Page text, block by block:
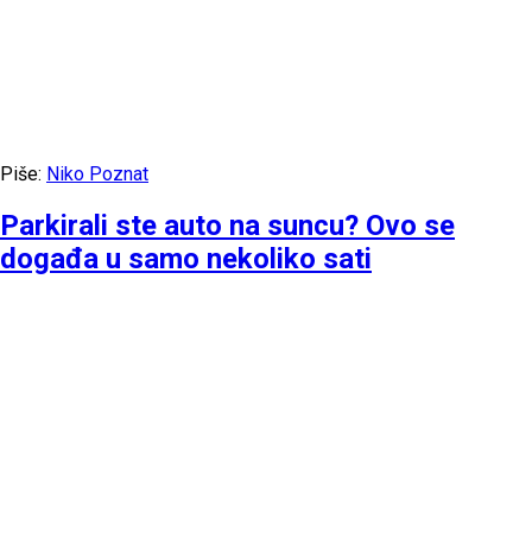
Piše: Niko Poznat
Parkirali ste auto na suncu? Ovo se
događa u samo nekoliko sati